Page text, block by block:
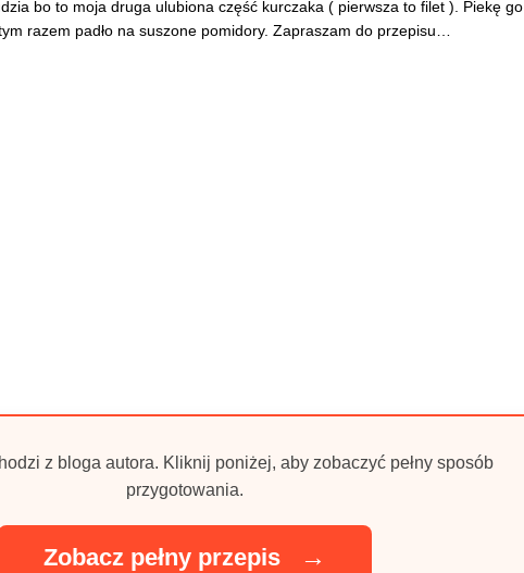
bo to moja druga ulubiona część kurczaka ( pierwsza to filet ). Piekę go
razem padło na suszone pomidory. Zapraszam do przepisu…
z bloga autora. Kliknij poniżej, aby zobaczyć pełny sposób
przygotowania.
Zobacz pełny przepis →